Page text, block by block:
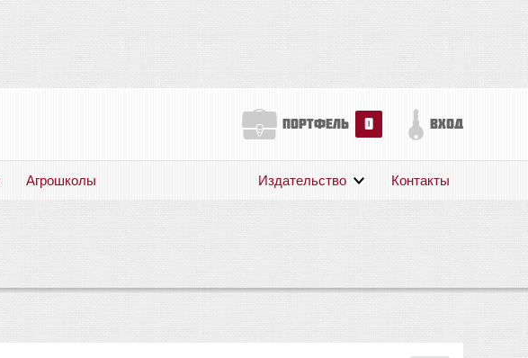
портфель 0 вход
Агрошколы
Публикации
Издательство Контакты